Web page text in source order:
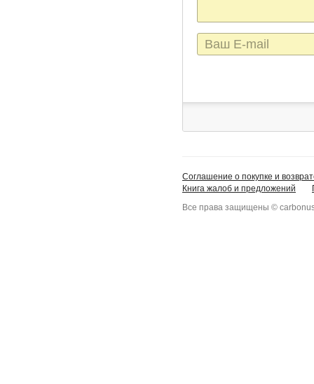
E-
mail
Соглашение о покупке и
Книга жалоб и предложений
Все права защищены ©